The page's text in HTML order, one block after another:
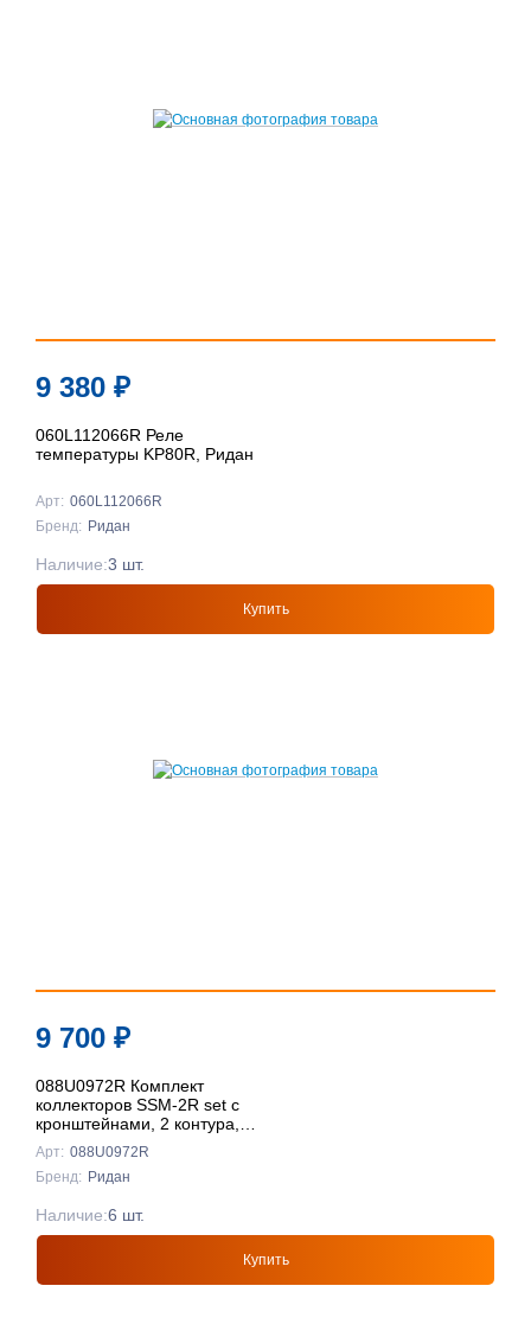
9 380 ₽
060L112066R Реле
температуры KP80R, Ридан
Арт: 060L112066R
Бренд: Ридан
Купить
Наличие:3 шт.
9 700 ₽
088U0972R Комплект
коллекторов SSM-2R set с
кронштейнами, 2 контура,
Ридан
Арт: 088U0972R
Бренд: Ридан
Купить
Наличие:6 шт.